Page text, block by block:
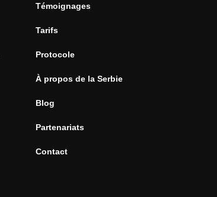
Témoignages
Tarifs
Protocole
À propos de la Serbie
Blog
Partenariats
Contact